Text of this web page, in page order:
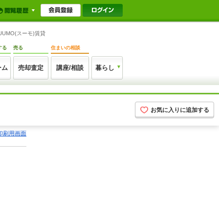
スーモ)賃貸
る
ム
売る
売却査定
住まいの相談
講座/相談 暮らし
お気に入りに追加する
刷用画面